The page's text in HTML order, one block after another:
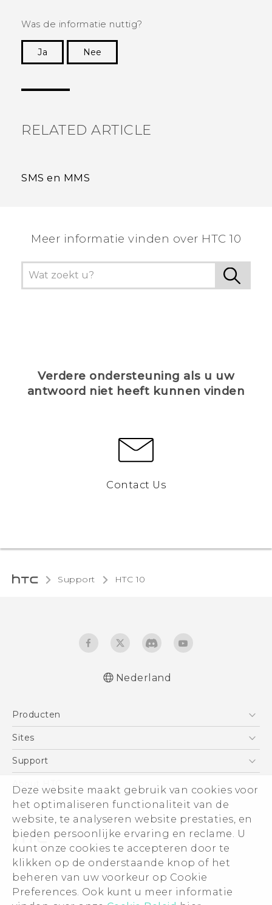
Deze website maakt gebruik van cookies voor
het optimaliseren functionaliteit van de
website, te analyseren website prestaties, en
bieden persoonlijke ervaring en reclame. U
kunt onze cookies te accepteren door te
klikken op de onderstaande knop of het
beheren van uw voorkeur op Cookie
Preferences. Ook kunt u meer informatie
Was de informatie nuttig?
Ja
Nee
RELATED ARTICLE
SMS en MMS
Meer informatie vinden over HTC 10
Verdere ondersteuning als u uw
antwoord niet heeft kunnen vinden
Contact Us
Support HTC 10‎
Nederlands - Gebruikershandleiding
wettelijke voorschriften
Deutsch - Informationen zur Sicherheit und
behördliche Bestimmungen
English - Quick start guide
English - User manual
English - Safety and regulatory guide
Nederland
Producten
Telefoons
Vive
Accessoires
Sites
HTC Vive
Aan de slag
Support
Support voor eCommerce
About HTC
ESG
Informatie over het bedrijf
Voor beleggers (engels)
Cookie Preferences
Vacatures
Security and Privacy Whitepaper
© 2011-2026 HTC Corporation
Legal terms